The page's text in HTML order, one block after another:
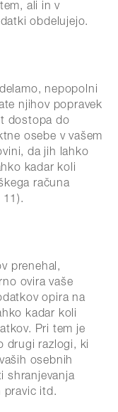
ali in v
obdelujejo.
nepopolni
njihov popravek
dostopa do
osebe v vašem
da jih lahko
kadar koli
računa
prenehal,
ovira vaše
opira na
kadar koli
Pri tem je
drugi razlogi, ki
osebnih
shranjevanja
pravic itd.